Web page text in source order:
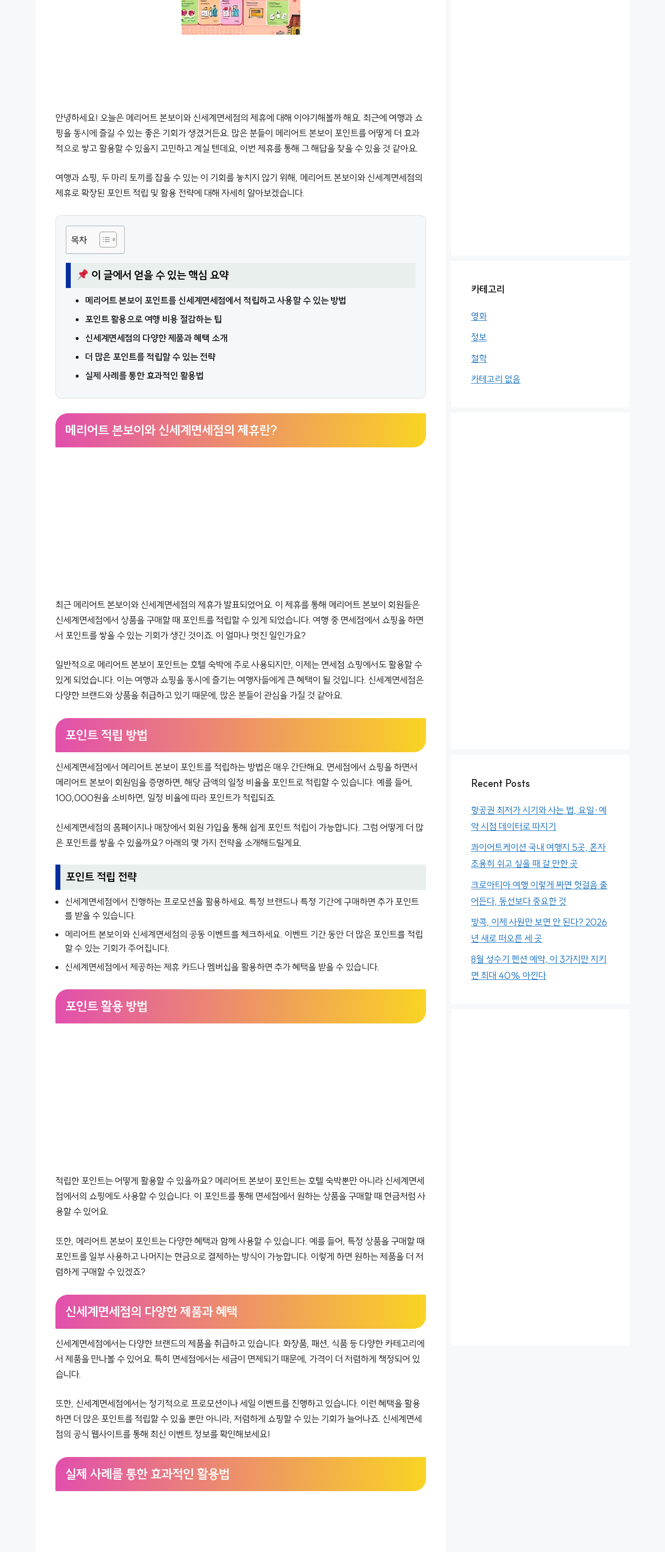
안녕하세요! 오늘은 메리어트 본보이와 신세계면세점의 제휴에 대해 이야기해볼까 해요. 최근에 여행과 쇼
핑을 동시에 즐길 수 있는 좋은 기회가 생겼거든요. 많은 분들이 메리어트 본보이 포인트를 어떻게 더 효과
적으로 쌓고 활용할 수 있을지 고민하고 계실 텐데요, 이번 제휴를 통해 그 해답을 찾을 수 있을 것 같아요.
여행과 쇼핑, 두 마리 토끼를 잡을 수 있는 이 기회를 놓치지 않기 위해, 메리어트 본보이와 신세계면세점의
제휴로 확장된 포인트 적립 및 활용 전략에 대해 자세히 알아보겠습니다.
목차
이 글에서 얻을 수 있는 핵심 요약
메리어트 본보이 포인트를 신세계면세점에서 적립하고 사용할 수 있는 방법
포인트 활용으로 여행 비용 절감하는 팁
신세계면세점의 다양한 제품과 혜택 소개
더 많은 포인트를 적립할 수 있는 전략
실제 사례를 통한 효과적인 활용법
메리어트 본보이와 신세계면세점의 제휴란?
최근 메리어트 본보이와 신세계면세점의 제휴가 발표되었어요. 이 제휴를 통해 메리어트 본보이 회원들은
신세계면세점에서 상품을 구매할 때 포인트를 적립할 수 있게 되었습니다. 여행 중 면세점에서 쇼핑을 하면
서 포인트를 쌓을 수 있는 기회가 생긴 것이죠. 이 얼마나 멋진 일인가요?
일반적으로 메리어트 본보이 포인트는 호텔 숙박에 주로 사용되지만, 이제는 면세점 쇼핑에서도 활용할 수
있게 되었습니다. 이는 여행과 쇼핑을 동시에 즐기는 여행자들에게 큰 혜택이 될 것입니다. 신세계면세점은
다양한 브랜드와 상품을 취급하고 있기 때문에, 많은 분들이 관심을 가질 것 같아요.
포인트 적립 방법
신세계면세점에서 메리어트 본보이 포인트를 적립하는 방법은 매우 간단해요. 면세점에서 쇼핑을 하면서
메리어트 본보이 회원임을 증명하면, 해당 금액의 일정 비율을 포인트로 적립할 수 있습니다. 예를 들어,
100,000원을 소비하면, 일정 비율에 따라 포인트가 적립되죠.
신세계면세점의 홈페이지나 매장에서 회원 가입을 통해 쉽게 포인트 적립이 가능합니다. 그럼 어떻게 더 많
은 포인트를 쌓을 수 있을까요? 아래의 몇 가지 전략을 소개해드릴게요.
포인트 적립 전략
신세계면세점에서 진행하는 프로모션을 활용하세요. 특정 브랜드나 특정 기간에 구매하면 추가 포인트
를 받을 수 있습니다.
메리어트 본보이와 신세계면세점의 공동 이벤트를 체크하세요. 이벤트 기간 동안 더 많은 포인트를 적립
할 수 있는 기회가 주어집니다.
신세계면세점에서 제공하는 제휴 카드나 멤버십을 활용하면 추가 혜택을 받을 수 있습니다.
포인트 활용 방법
적립한 포인트는 어떻게 활용할 수 있을까요? 메리어트 본보이 포인트는 호텔 숙박뿐만 아니라 신세계면세
점에서의 쇼핑에도 사용할 수 있습니다. 이 포인트를 통해 면세점에서 원하는 상품을 구매할 때 현금처럼 사
용할 수 있어요.
또한, 메리어트 본보이 포인트는 다양한 혜택과 함께 사용할 수 있습니다. 예를 들어, 특정 상품을 구매할 때
포인트를 일부 사용하고 나머지는 현금으로 결제하는 방식이 가능합니다. 이렇게 하면 원하는 제품을 더 저
렴하게 구매할 수 있겠죠?
신세계면세점의 다양한 제품과 혜택
신세계면세점에서는 다양한 브랜드의 제품을 취급하고 있습니다. 화장품, 패션, 식품 등 다양한 카테고리에
서 제품을 만나볼 수 있어요. 특히 면세점에서는 세금이 면제되기 때문에, 가격이 더 저렴하게 책정되어 있
습니다.
또한, 신세계면세점에서는 정기적으로 프로모션이나 세일 이벤트를 진행하고 있습니다. 이런 혜택을 활용
하면 더 많은 포인트를 적립할 수 있을 뿐만 아니라, 저렴하게 쇼핑할 수 있는 기회가 늘어나죠. 신세계면세
점의 공식 웹사이트를 통해 최신 이벤트 정보를 확인해보세요!
실제 사례를 통한 효과적인 활용법
카테고리
영화
정보
철학
카테고리 없음
Recent Posts
항공권 최저가 시기와 사는 법, 요일·예
약 시점 데이터로 따지기
콰이어트케이션 국내 여행지 5곳, 혼자
조용히 쉬고 싶을 때 갈 만한 곳
크로아티아 여행 이렇게 짜면 헛걸음 줄
어든다, 동선보다 중요한 것
방콕, 이제 사원만 보면 안 된다? 2026
년 새로 떠오른 세 곳
8월 성수기 펜션 예약, 이 3가지만 지키
면 최대 40% 아낀다